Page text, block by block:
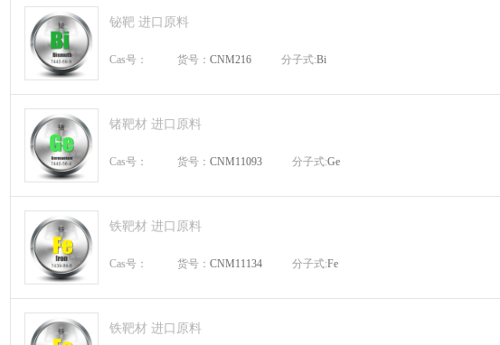
铋靶 进口原料
Cas号： 货号： CNM216 分子式:Bi
锗靶材 进口原料
Cas号： 货号： CNM11093 分子式:Ge
铁靶材 进口原料
Cas号： 货号： CNM11134 分子式:Fe
铁靶材 进口原料